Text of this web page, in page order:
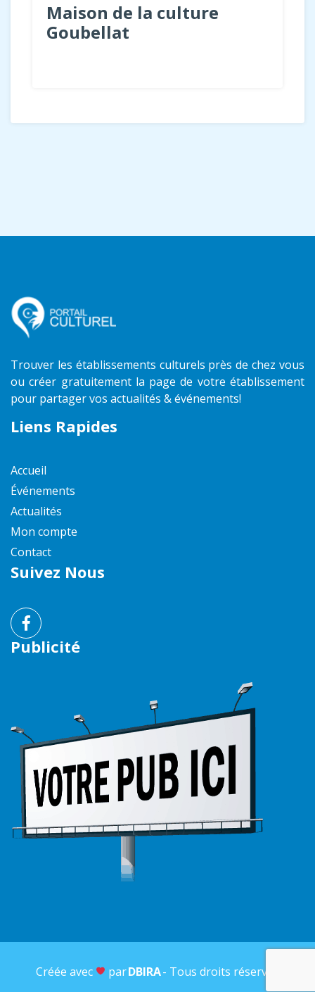
Maison de la culture
Goubellat
Trouver les établissements culturels près de chez vous
ou créer gratuitement la page de votre établissement
pour partager vos actualités & événements!
Liens Rapides
Accueil
Événements
Actualités
Mon compte
Contact
Suivez Nous
Publicité
Créée avec parDBIRA- Tous droits réservés